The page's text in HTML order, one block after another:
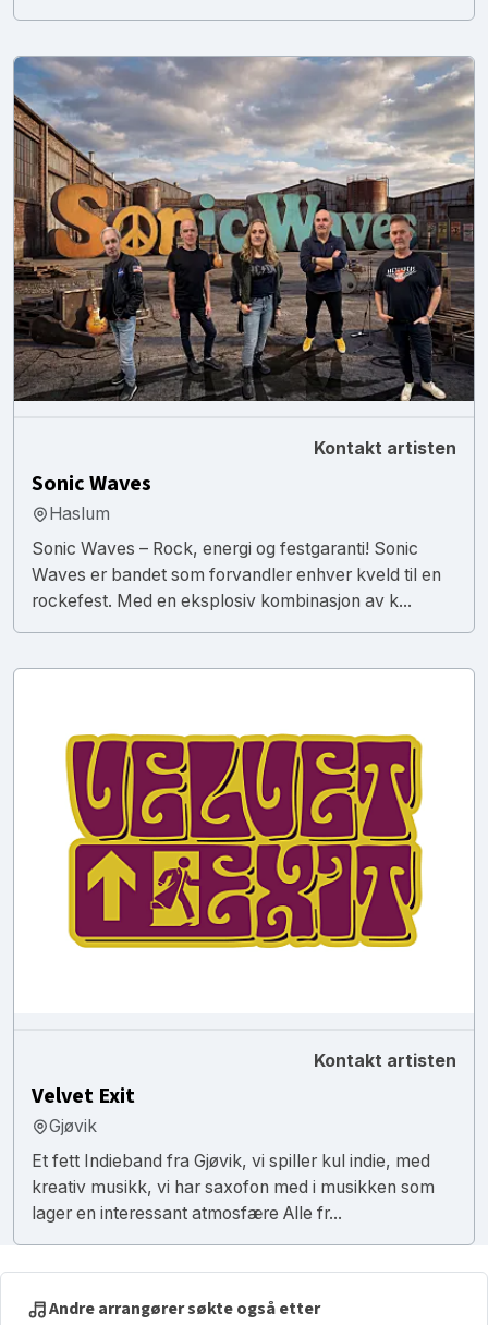
Kontakt artisten
Sonic Waves
Haslum
Sonic Waves – Rock, energi og festgaranti! Sonic
Waves er bandet som forvandler enhver kveld til en
rockefest. Med en eksplosiv kombinasjon av k...
Kontakt artisten
Velvet Exit
Gjøvik
Et fett Indieband fra Gjøvik, vi spiller kul indie, med
kreativ musikk, vi har saxofon med i musikken som
lager en interessant atmosfære Alle fr...
Andre arrangører søkte også etter